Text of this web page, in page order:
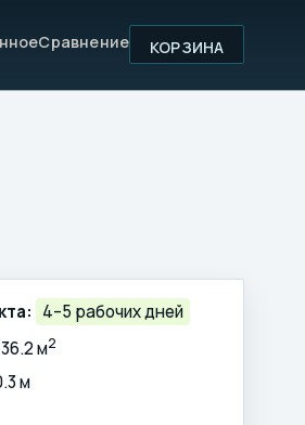
Сравнение КОРЗИНА
4–5 рабочих дней
м2
м